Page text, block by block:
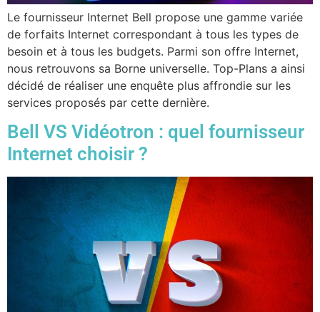
Le fournisseur Internet Bell propose une gamme variée
de forfaits Internet correspondant à tous les types de
besoin et à tous les budgets. Parmi son offre Internet,
nous retrouvons sa Borne universelle. Top-Plans a ainsi
décidé de réaliser une enquête plus affrondie sur les
services proposés par cette dernière.
Bell VS Vidéotron : quel fournisseur
Internet choisir ?